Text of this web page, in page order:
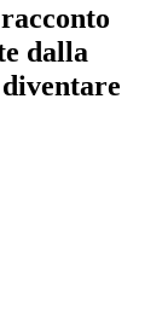
dalla